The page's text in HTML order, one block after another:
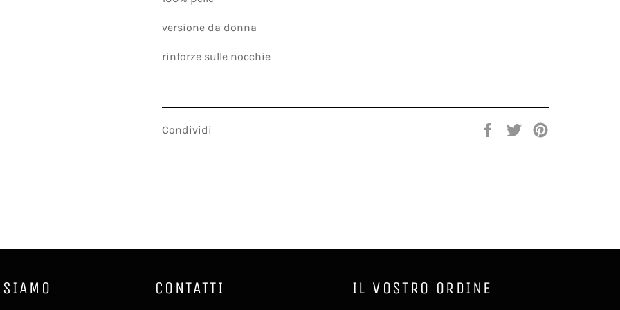
versione da donna
rinforze sulle nocchie
Condividi
Condividi
Twitta
CONTATTI IL VOSTRO ORDINE